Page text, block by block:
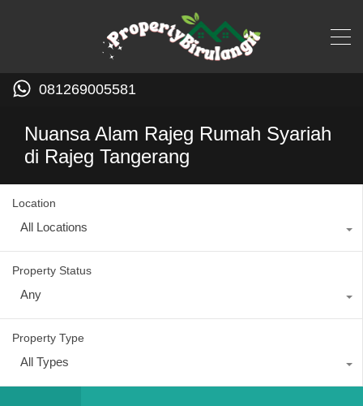
081269005581
Nuansa Alam Rajeg Rumah Syariah
di Rajeg Tangerang
Location
All Locations
Property Status
Any
Property Type
All Types